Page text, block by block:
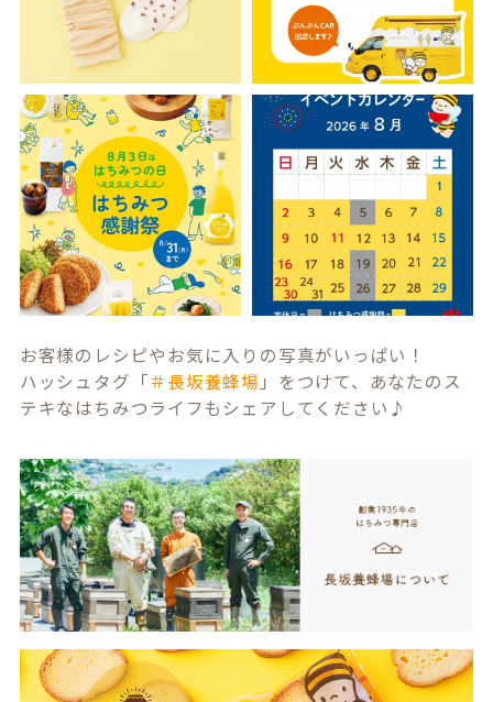
お客様のレシピやお気に入りの写真がいっぱい！
ハッシュタグ「＃長坂養蜂場 」をつけて、あなたのス
テキなはちみつライフもシェアしてください♪